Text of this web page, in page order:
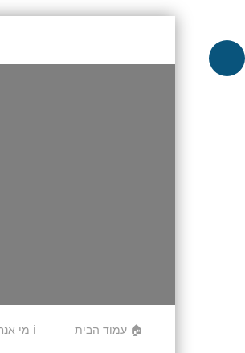
Menu🏠 עמוד הבית
ℹ️ מי אנחנו ?